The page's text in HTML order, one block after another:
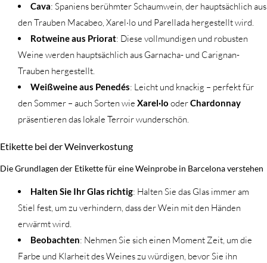
Cava: Spaniens berühmter Schaumwein, der hauptsächlich aus
den Trauben Macabeo, Xarel·lo und Parellada hergestellt wird.
Rotweine aus Priorat: Diese vollmundigen und robusten
Weine werden hauptsächlich aus Garnacha- und Carignan-
Trauben hergestellt.
Weißweine aus Penedés: Leicht und knackig – perfekt für
den Sommer – auch Sorten wie Xarel·lo oderChardonnay
präsentieren das lokale Terroir wunderschön.
Etikette bei der Weinverkostung
Die Grundlagen der Etikette für eine Weinprobe in Barcelona verstehen
Halten Sie Ihr Glas richtig: Halten Sie das Glas immer am
Stiel fest, um zu verhindern, dass der Wein mit den Händen
erwärmt wird.
Beobachten: Nehmen Sie sich einen Moment Zeit, um die
Farbe und Klarheit des Weines zu würdigen, bevor Sie ihn